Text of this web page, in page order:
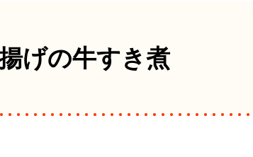
げの牛すき煮